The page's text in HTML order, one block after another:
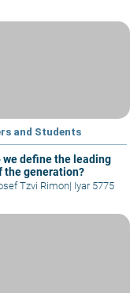
and Students
we define the leading
the generation?
Yosef Tzvi Rimon| Iyar 5775